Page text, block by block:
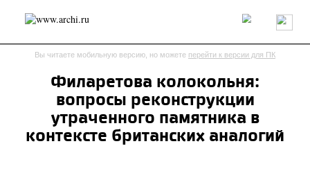
Россия Мир Технологии Интерьер Пресса
Архитекторы
Анонсы конкурсов
Блог
Журнал
Интервью Исследование
Мнение
Обзор
Объект
Результаты конкурса
Вы читаете мобильную версию, но можете перейти к версии для ПК
Филаретова колокольня:
вопросы реконструкции
утраченного памятника в
контексте британских аналогий